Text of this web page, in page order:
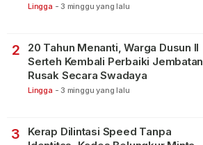
Lingga - 3 minggu yang lalu
2
20 Tahun Menanti, Warga Dusun II
Serteh Kembali Perbaiki Jembatan
Rusak Secara Swadaya
Lingga - 3 minggu yang lalu
3
Kerap Dilintasi Speed Tanpa